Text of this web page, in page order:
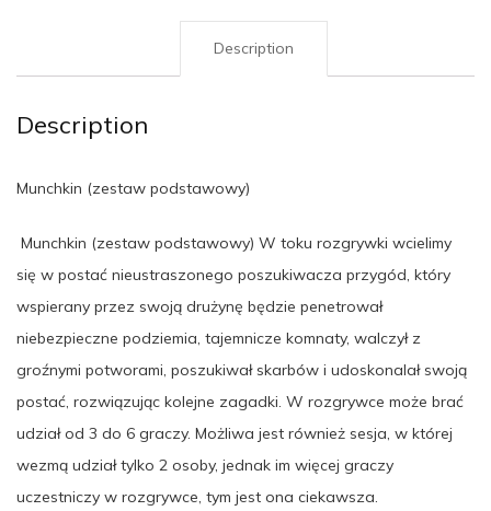
Description
Description
Munchkin (zestaw podstawowy)
Munchkin (zestaw podstawowy) W toku rozgrywki wcielimy
się w postać nieustraszonego poszukiwacza przygód, który
wspierany przez swoją drużynę będzie penetrował
niebezpieczne podziemia, tajemnicze komnaty, walczył z
groźnymi potworami, poszukiwał skarbów i udoskonalał swoją
postać, rozwiązując kolejne zagadki. W rozgrywce może brać
udział od 3 do 6 graczy. Możliwa jest również sesja, w której
wezmą udział tylko 2 osoby, jednak im więcej graczy
uczestniczy w rozgrywce, tym jest ona ciekawsza.